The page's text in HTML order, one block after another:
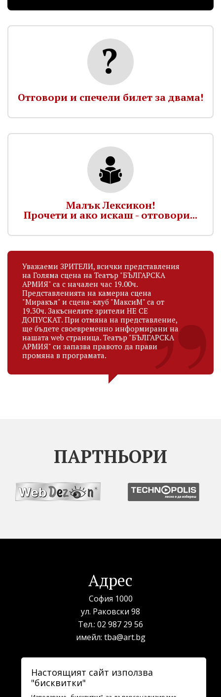
Отговори и спечели билет за двама!
Малък Лексикон!
Прочети и ако искаш - отговори...
Уважаеми ЗРИТЕЛИ, всички представления
на Голяма сцена на Театър "БЪЛГАРСКА
АРМИЯ" са с начален час 19.00ч.
Представленията на камерна сцена
"Миракъл" и сцена-клуб "МаксиМ" са от
19.30ч. Закъснелите зрители НЕ СЕ
ДОПУСКАТ. При отмяна на представление,
ще бъдете своевременно информирани на
нашата web страница. Театър "БЪЛГАРСКА
АРМИЯ" си запазва правото да прави
промяна в програмата.
ПАРТНЬОРИ
Адрес
София 1000
ул. Раковски 98
Тел.: 02 987 29 56
имейл: tba@art.bg
Билетна каса
телефон:
Настоящият сайт използва
"бисквитки"